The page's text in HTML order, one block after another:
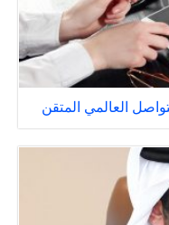
العالمي المتقن